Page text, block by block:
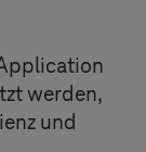
werden,
und